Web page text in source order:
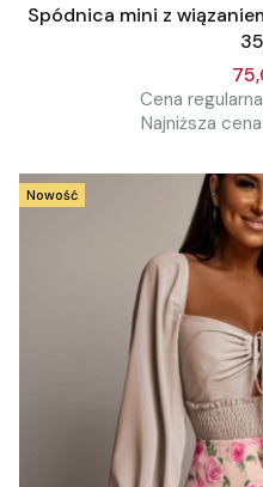
Spódnica mini z
Cena
Najniższa cena:
Nowość